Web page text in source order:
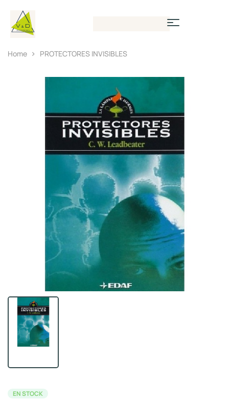
Home PROTECTORES INVISIBLES
EN STOCK